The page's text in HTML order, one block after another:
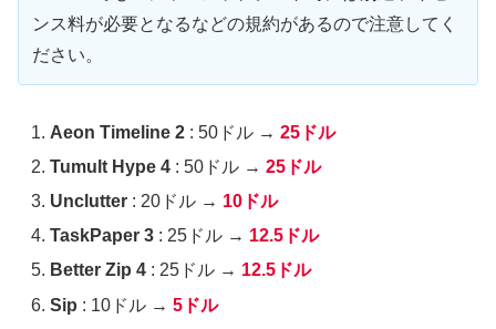
ンス料が必要となるなどの規約があるので注意してく
ださい。
Aeon Timeline 2 : 50ドル →25ドル
Tumult Hype 4 : 50ドル →25ドル
Unclutter : 20ドル → 10ドル
TaskPaper 3 : 25ドル → 12.5ドル
Better Zip 4 : 25ドル → 12.5ドル
Sip : 10ドル →5ドル